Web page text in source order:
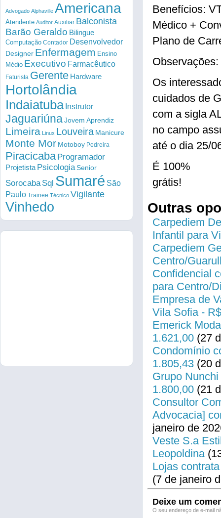
Benefícios:
Médico +
Plano de
Os
cuidados de
com a sigla
no campo
até o dia 25/
É 100%
grátis!
Outras
Carpediem
Infantil para
Carpediem
Centro/
Confidencial
para Centro/
Empresa de
Vila Sofia -
Emerick
1.621,00 (27
Condomínio
1.805,43 (20
Grupo
1.800,00 (21
Consultor
Advocacia]
janeiro de
Veste S.a
Leopoldina
Lojas
(7 de janeiro
Deixe um
O seu endereço de e-mail
Advogado Alphaville Americana
Atendente Auditor Auxiliar Balconista
Barão Geraldo Bilingue
Computação Contador Desenvolvedor
Designer Enfermagem Ensino
Médio Executivo Farmacêutico
Faturista Gerente Hardware
Hortolândia
Indaiatuba Instrutor
Jaguariúna Jovem Aprendiz
Limeira Linux Louveira Manicure
Monte Mor Motoboy Pedreira
Piracicaba Programador
Projetista PsicologiaSenior
Sorocaba Sql Sumaré São
Paulo Trainee Técnico Vigilante
Vinhedo